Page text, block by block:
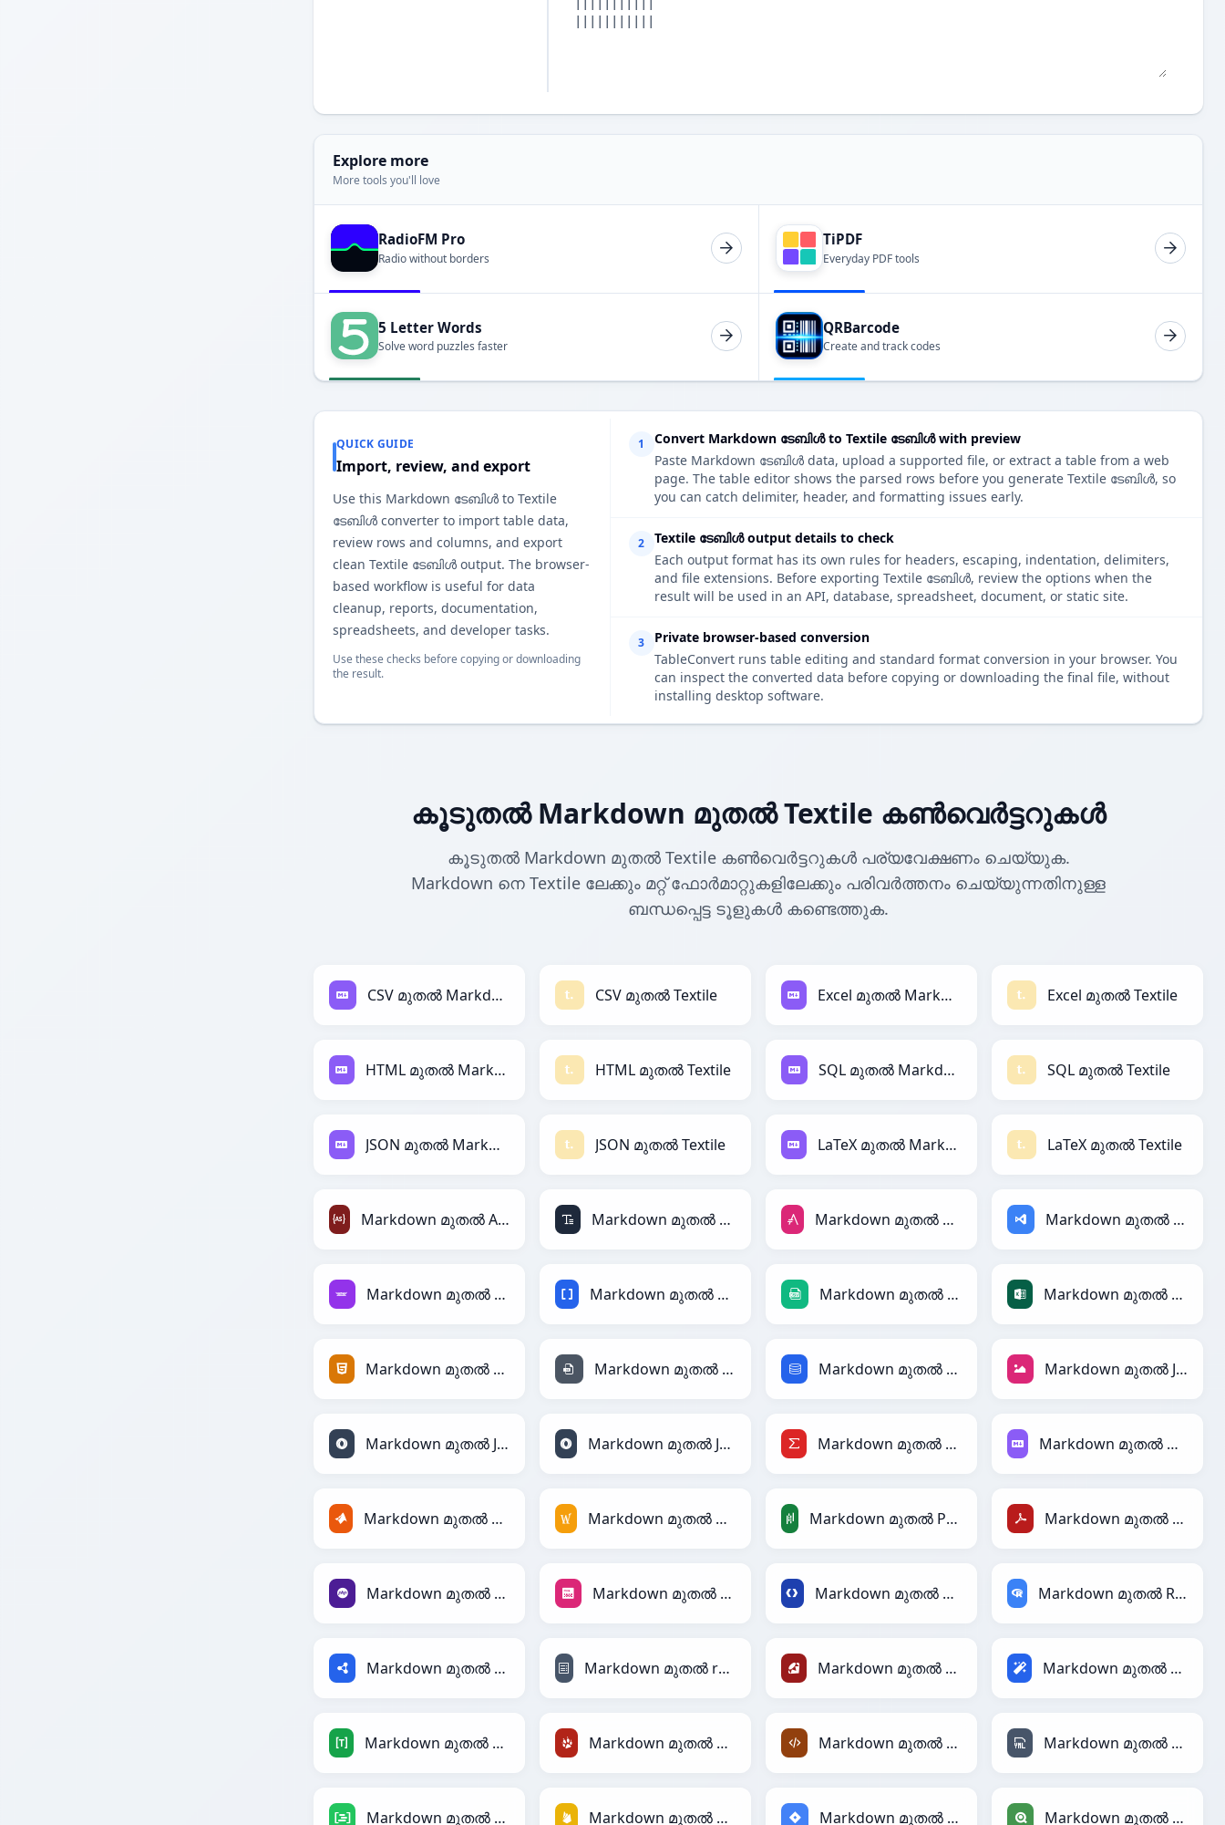
Explore more
More tools you'll love
RadioFM Pro
Radio without borders
TiPDF
Everyday PDF tools
5 Letter Words
Solve word puzzles faster
QRBarcode
Create and track codes
QUICK GUIDE
Import, review, and export
Use this Markdown ടേബിൾ to Textile
ടേബിൾ converter to import table data,
review rows and columns, and export
clean Textile ടേബിൾ output. The browser-
based workflow is useful for data
cleanup, reports, documentation,
spreadsheets, and developer tasks.
Use these checks before copying or downloading
the result.
1
Convert Markdown ടേബിൾ to Textile ടേബിൾ with preview
Paste Markdown ടേബിൾ data, upload a supported file, or extract a table from a web
page. The table editor shows the parsed rows before you generate Textile ടേബിൾ, so
you can catch delimiter, header, and formatting issues early.
2
Textile ടേബിൾ output details to check
Each output format has its own rules for headers, escaping, indentation, delimiters,
and file extensions. Before exporting Textile ടേബിൾ, review the options when the
result will be used in an API, database, spreadsheet, document, or static site.
3
Private browser-based conversion
TableConvert runs table editing and standard format conversion in your browser. You
can inspect the converted data before copying or downloading the final file, without
installing desktop software.
കൂടുതൽ Markdown മുതൽ Textile കൺവെർട്ടറുകൾ
കൂടുതൽ Markdown മുതൽ Textile കൺവെർട്ടറുകൾ പര്യവേക്ഷണം ചെയ്യുക.
Markdown നെ Textile ലേക്കും മറ്റ് ഫോർമാറ്റുകളിലേക്കും പരിവർത്തനം ചെയ്യുന്നതിനുള്ള
ബന്ധപ്പെട്ട ടൂളുകൾ കണ്ടെത്തുക.
CSV മുതൽ Markdown CSV മുതൽ Textile Excel മുതൽ Markdown Excel മുതൽ Textile
HTML മുതൽ Markdown HTML മുതൽ Textile SQL മുതൽ Markdown SQL മുതൽ Textile
JSON മുതൽ Markdown JSON മുതൽ Textile LaTeX മുതൽ Markdown LaTeX മുതൽ Textile
Markdown മുതൽ ActionScript Markdown മുതൽ ASCII Markdown മുതൽ AsciiDoc Markdown മുതൽ ASP
Markdown മുതൽ Avro Markdown മുതൽ BBCode Markdown മുതൽ CSV Markdown മുതൽ Excel
Markdown മുതൽ HTML Markdown മുതൽ INI Markdown മുതൽ SQL Markdown മുതൽ JPEG
Markdown മുതൽ JSON Markdown മുതൽ JSONLines Markdown മുതൽ LaTeX Markdown മുതൽ Markdown
Markdown മുതൽ MATLAB Markdown മുതൽ MediaWiki Markdown മുതൽ PandasDataFrame Markdown മുതൽ PDF
Markdown മുതൽ PHP Markdown മുതൽ PNG Markdown മുതൽ Protobuf Markdown മുതൽ RDataFrame
Markdown മുതൽ RDF Markdown മുതൽ reStructuredText Markdown മുതൽ Ruby Markdown മുതൽ Magic
Markdown മുതൽ TOML Markdown മുതൽ TracWiki Markdown മുതൽ XML Markdown മുതൽ YAML
Markdown മുതൽ DAX Markdown മുതൽ Firebase Markdown മുതൽ Jira Markdown മുതൽ Qlik